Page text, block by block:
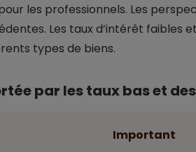
les professionnels. Les
Les taux d’intérêt faibles
types de biens.
par les taux bas et
Important